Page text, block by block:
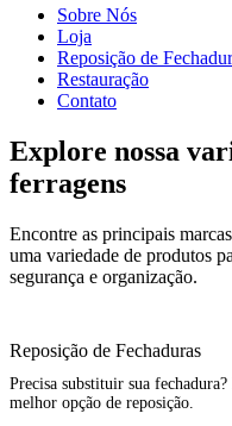
Sobre Nós
Loja
Reposição de
Restauração
Contato
Explore nossa
ferragens
Encontre as principais
uma variedade de produtos
segurança e organização.
Reposição de Fechaduras
Precisa substituir sua
melhor opção de reposição.